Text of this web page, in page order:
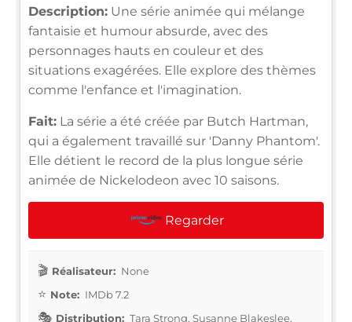
Description: Une série animée qui mélange
fantaisie et humour absurde, avec des
personnages hauts en couleur et des
situations exagérées. Elle explore des thèmes
comme l'enfance et l'imagination.
Fait: La série a été créée par Butch Hartman,
qui a également travaillé sur 'Danny Phantom'.
Elle détient le record de la plus longue série
animée de Nickelodeon avec 10 saisons.
Regarder
Réalisateur: None
Note: IMDb 7.2
Distribution: Tara Strong, Susanne Blakeslee,